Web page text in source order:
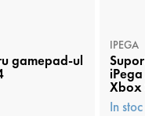
gamepad-ul
IPEGA
Xbox
In